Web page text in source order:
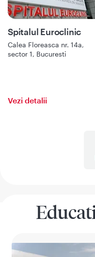
Spitalul Euroclinic
Calea Floreasca nr. 14a,
sector 1, Bucuresti
Vezi detalii